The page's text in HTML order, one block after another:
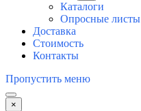
Каталоги
Опросные листы
Доставка
Стоимость
Контакты
Пропустить меню
×